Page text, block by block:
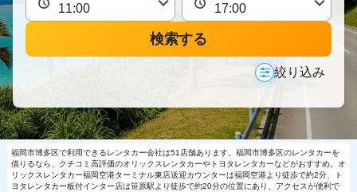
検索する
絞り込み
福岡市博多区で利用できるレンタカー会社は51店舗あります。福岡市博多区のレンタカーを
借りるなら、クチコミ高評価のオリックスレンタカーやトヨタレンタカーなどがおすすめ。オ
リックスレンタカー福岡空港ターミナル東店送迎カウンターは福岡空港より徒歩で約2分、ト
ヨタレンタカー板付インター店は笹原駅より徒歩で約20分の位置にあり、アクセスが便利で